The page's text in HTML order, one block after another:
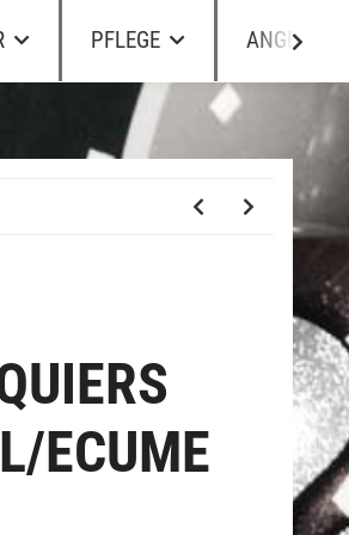
PFLEGE ANGEBOTE
ECUME